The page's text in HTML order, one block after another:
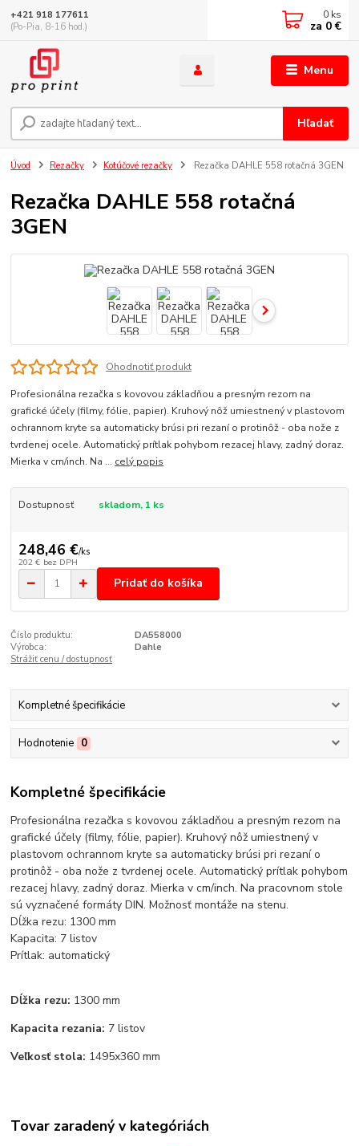
Menu
Hľadať
+421 918 177611
(Po-Pia, 8-16 hod.)
0 ks
za 0 €
Úvod Rezačky Kotúčové rezačky Rezačka DAHLE 558 rotačná 3GEN
Rezačka DAHLE 558 rotačná
3GEN
Ohodnotiť produkt
Profesionálna rezačka s kovovou základňou a presným rezom na
grafické účely (filmy, fólie, papier). Kruhový nôž umiestnený v plastovom
ochrannom kryte sa automaticky brúsi pri rezaní o protinôž - oba nože z
tvrdenej ocele. Automatický prítlak pohybom rezacej hlavy, zadný doraz.
Mierka v cm/inch. Na ... celý popis
Dostupnosť skladom, 1 ks
248,46 €/ks
202 € bez DPH
Pridať do košíka
Číslo produktu:
DA558000
Výrobca:
Dahle
Strážiť cenu / dostupnosť
Kompletné špecifikácie
Hodnotenie 0
Kompletné špecifikácie
Profesionálna rezačka s kovovou základňou a presným rezom na
grafické účely (filmy, fólie, papier). Kruhový nôž umiestnený v
plastovom ochrannom kryte sa automaticky brúsi pri rezaní o
protinôž - oba nože z tvrdenej ocele. Automatický prítlak pohybom
rezacej hlavy, zadný doraz. Mierka v cm/inch. Na pracovnom stole
sú vyznačené formáty DIN. Možnosť montáže na stenu.
Dĺžka rezu: 1300 mm
Kapacita: 7 listov
Prítlak: automatický
Dĺžka rezu: 1300 mm
Kapacita rezania: 7 listov
Veľkosť stola: 1495x360 mm
Tovar zaradený v kategóriách